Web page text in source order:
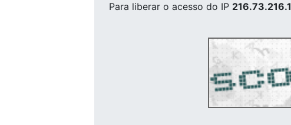
Para liberar o acesso do IP